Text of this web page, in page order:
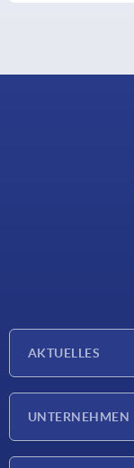
AKTUELLES
UNTERNEHMEN